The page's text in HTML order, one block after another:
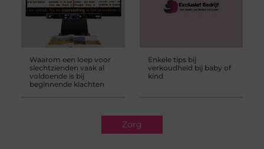
Waarom een loep voor
slechtzienden vaak al
voldoende is bij
beginnende klachten
Enkele tips bij
verkoudheid bij baby of
kind
Zorg